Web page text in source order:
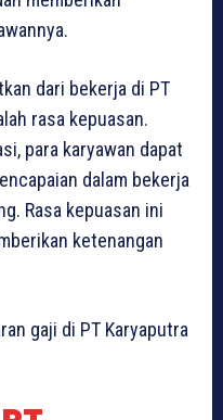
dari bekerja di PT
rasa kepuasan.
para karyawan dapat
dalam bekerja
Rasa kepuasan ini
ketenangan
gaji di PT Karyaputra